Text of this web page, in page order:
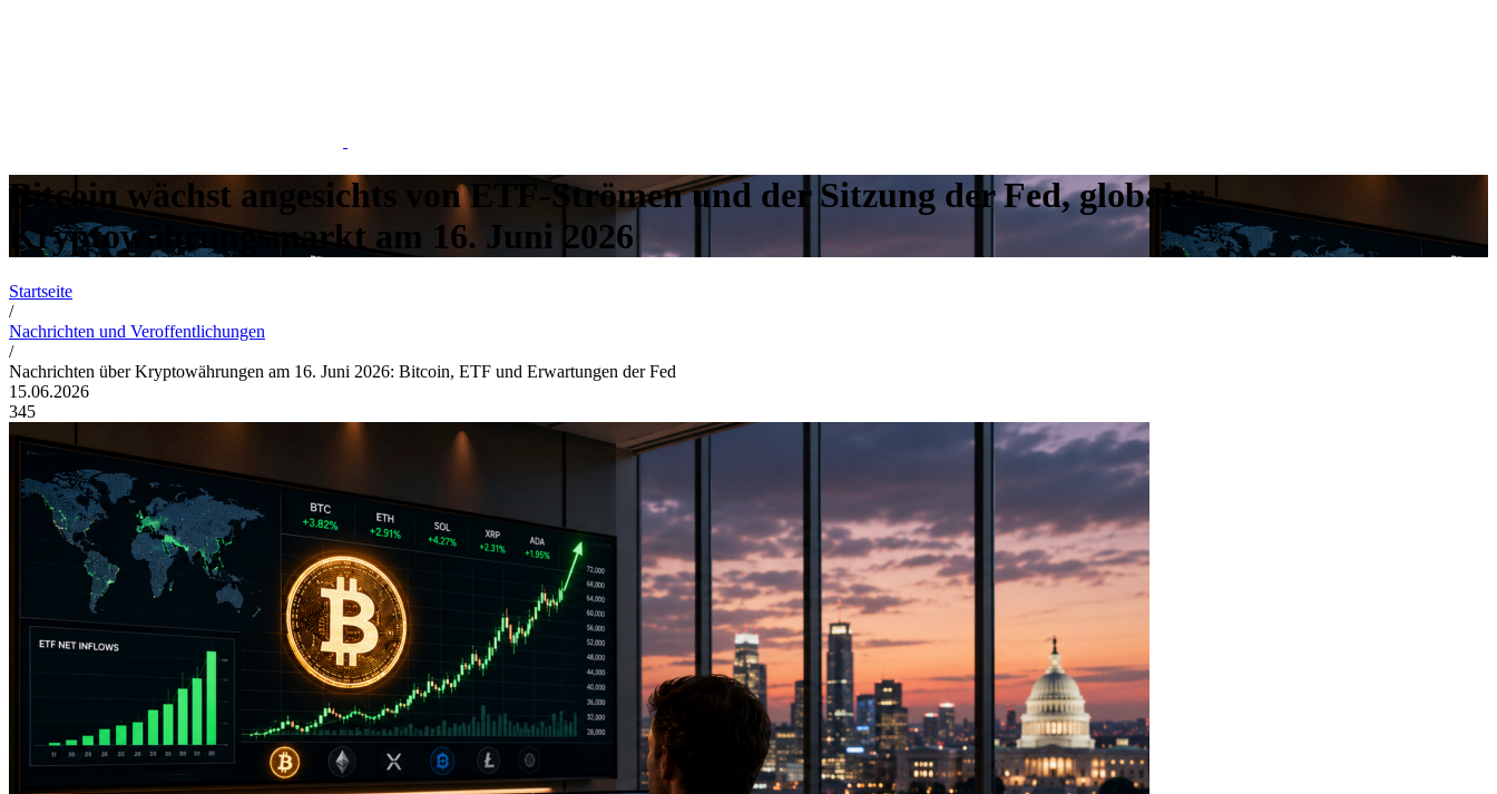
Bitcoin wächst angesichts von ETF-Strömen und der Sitzung der Fed, globaler
Kryptowährungsmarkt am 16. Juni 2026
Startseite
/
Nachrichten und Veroffentlichungen
/
Nachrichten über Kryptowährungen am 16. Juni 2026: Bitcoin, ETF und Erwartungen der Fed
15.06.2026
345